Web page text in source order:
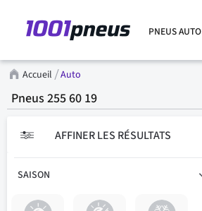
PNEUS AUTO
Accueil Auto
Pneus 255 60 19
AFFINER LES RÉSULTATS
SAISON